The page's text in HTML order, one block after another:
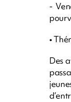
-
•
Des